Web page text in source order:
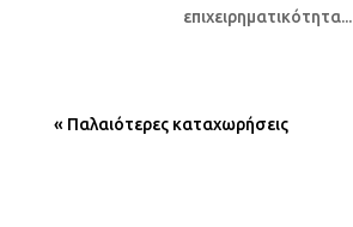
επιχειρηματικότητα...
« Παλαιότερες καταχωρήσεις